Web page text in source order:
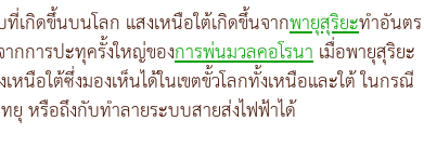
เกิดขึ้นบนโลก แสงเหนือใต้เกิดขึ้นจากพายุสุริยะทำอันตร
กการปะทุครั้งใหญ่ของการพ่นมวลคอโรนาเมื่อพายุสุริยะ
หนือใต้ซึ่งมองเห็นได้ในเขตขั้วโลกทั้งเหนือและใต้ ในกรณี
หรือถึงกับทำลายระบบสายส่งไฟฟ้าได้